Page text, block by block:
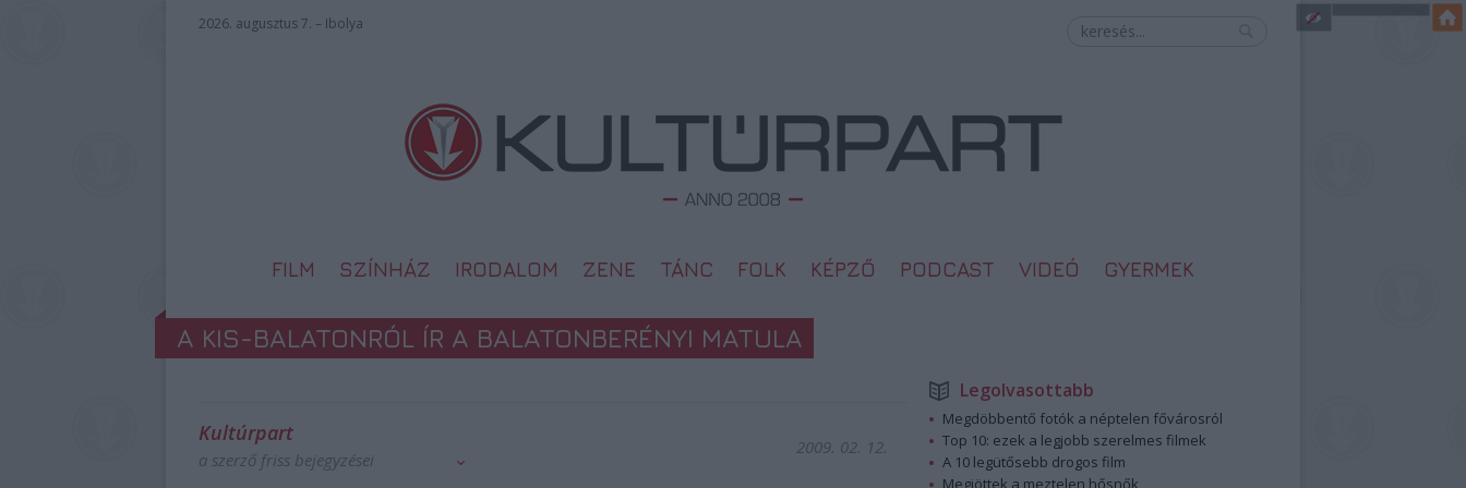
2026. augusztus 7. – Ibolya
FILM SZÍNHÁZ IRODALOM ZENE TÁNC FOLK KÉPZŐ PODCAST VIDEÓ GYERMEK
A KIS-BALATONRÓL ÍR A BALATONBERÉNYI MATULA
Kultúrpart
a szerző friss bejegyzései
2009. 02. 12.
Legolvasottabb
Megdöbbentő fotók a néptelen fővárosról
Top 10: ezek a legjobb szerelmes filmek
A 10 legütősebb drogos film
Megjöttek a meztelen hősnők